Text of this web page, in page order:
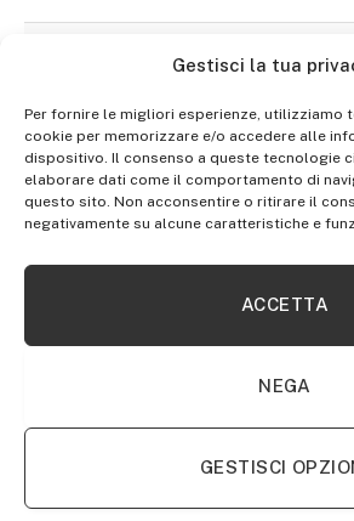
Gestisci la tua
Per fornire le migliori esperienze, utilizziamo
cookie per memorizzare e/o accedere alle
dispositivo. Il consenso a queste tecnologie
elaborare dati come il comportamento di
questo sito. Non acconsentire o ritirare il
negativamente su alcune caratteristiche e
ACCETTA
NEGA
GESTISCI
GREENCUT MMG185 –
continuo inverter con gas turbo
potenza regolabile, con
portatile